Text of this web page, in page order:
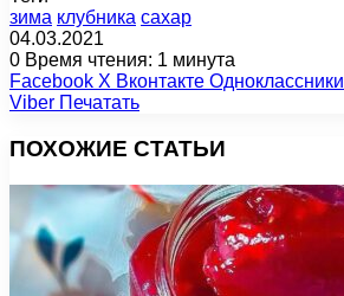
зима клубника сахар
04.03.2021
0 Время чтения: 1 минута
Facebook X Вконтакте Одноклассники
Viber Печатать
ПОХОЖИЕ СТАТЬИ